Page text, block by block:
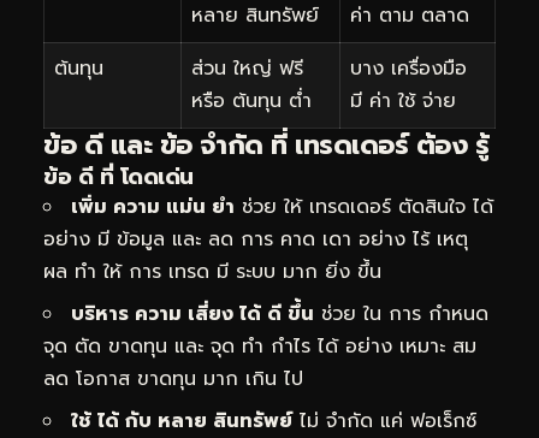
หลาย สินทรัพย์
ค่า ตาม ตลาด
ต้นทุน
ส่วน ใหญ่ ฟรี
หรือ ต้นทุน ต่ำ
บาง เครื่องมือ
มี ค่า ใช้ จ่าย
ข้อ ดี และ ข้อ จำกัด ที่ เทรดเดอร์ ต้อง รู้
ข้อ ดี ที่ โดดเด่น
เพิ่ม ความ แม่น ยำ ช่วย ให้ เทรดเดอร์ ตัดสินใจ ได้
อย่าง มี ข้อมูล และ ลด การ คาด เดา อย่าง ไร้ เหตุ
ผล ทำ ให้ การ เทรด มี ระบบ มาก ยิ่ง ขึ้น
บริหาร ความ เสี่ยง ได้ ดี ขึ้น ช่วย ใน การ กำหนด
จุด ตัด ขาดทุน และ จุด ทำ กำไร ได้ อย่าง เหมาะ สม
ลด โอกาส ขาดทุน มาก เกิน ไป
ใช้ ได้ กับ หลาย สินทรัพย์ไม่ จำกัด แค่ ฟอเร็กซ์